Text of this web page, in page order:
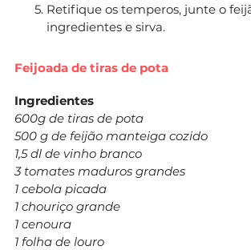
Retifique os temperos, junte o
ingredientes e sirva.
Feijoada de tiras de pota
Ingredientes
600g de tiras de pota
500 g de feijão manteiga cozido
1,5 dl de vinho branco
3 tomates maduros grandes
1 cebola picada
1 chouriço grande
1 cenoura
1 folha de louro